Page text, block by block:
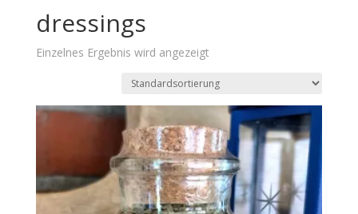
dressings
Einzelnes Ergebnis wird angezeigt